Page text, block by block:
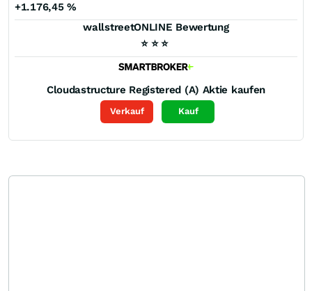
+1.176,45 %
wallstreetONLINE Bewertung
⭐ ⭐ ⭐
Cloudastructure Registered (A) Aktie kaufen
Verkauf Kauf